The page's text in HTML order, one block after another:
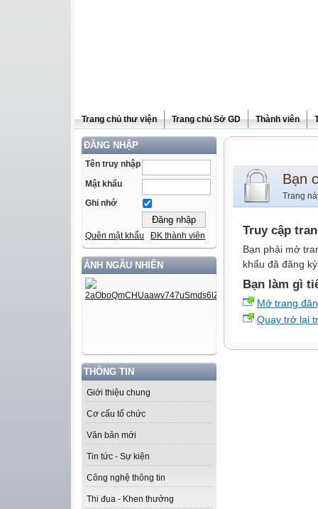
Trang chủ thư viện Trang chủ Sở GD Thành viên
ĐĂNG NHẬP
Tên truy nhập
Mật khẩu
Ghi nhớ
Quên mật khẩu ĐK thành viên
ẢNH NGẪU NHIÊN
THÔNG TIN
Giới thiệu chung
Cơ cấu tổ chức
Văn bản mới
Tin tức - Sự kiện
Công nghệ thông tin
Thi đua - Khen thưởng
Bạn
Trang
Truy cập
Bạn phải mở
khẩu đã đăng
Bạn làm gì
Mở trang
Quay trở lại